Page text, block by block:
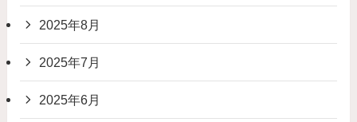
2025年8月
2025年7月
2025年6月